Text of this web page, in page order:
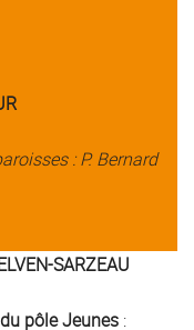
: P. Bernard
SARZEAU
pôle Jeunes :